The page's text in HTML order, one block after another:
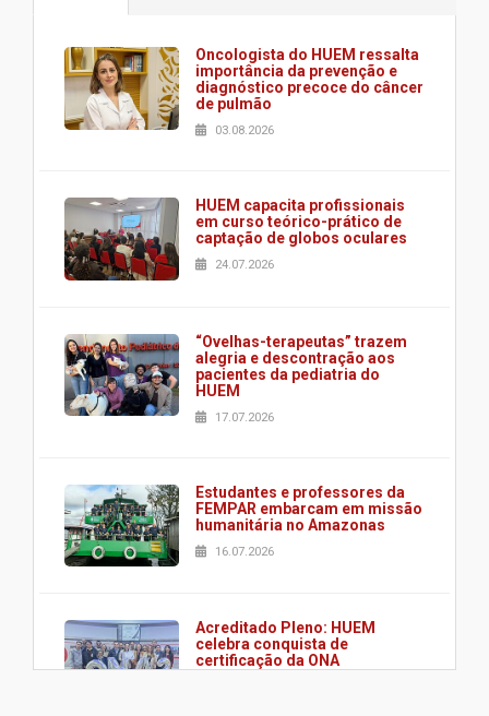
Oncologista do HUEM ressalta
importância da prevenção e
diagnóstico precoce do câncer
de pulmão
03.08.2026
HUEM capacita profissionais
em curso teórico-prático de
captação de globos oculares
24.07.2026
“Ovelhas-terapeutas” trazem
alegria e descontração aos
pacientes da pediatria do
HUEM
17.07.2026
Estudantes e professores da
FEMPAR embarcam em missão
humanitária no Amazonas
16.07.2026
Acreditado Pleno: HUEM
celebra conquista de
certificação da ONA